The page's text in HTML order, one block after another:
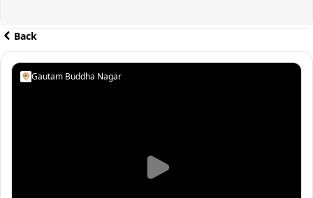
Back
Gautam Buddha Nagar